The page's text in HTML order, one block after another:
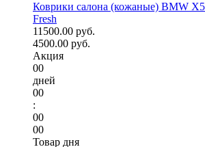
Коврики салона (кожаные) BMW
Fresh
11500.00 руб.
4500.00 руб.
Акция
00
дней
00
:
00
00
Товар дня